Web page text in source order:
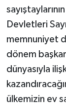
Devletleri
memnuniyet
dönem
dünyasıyla
ülkemizin ev